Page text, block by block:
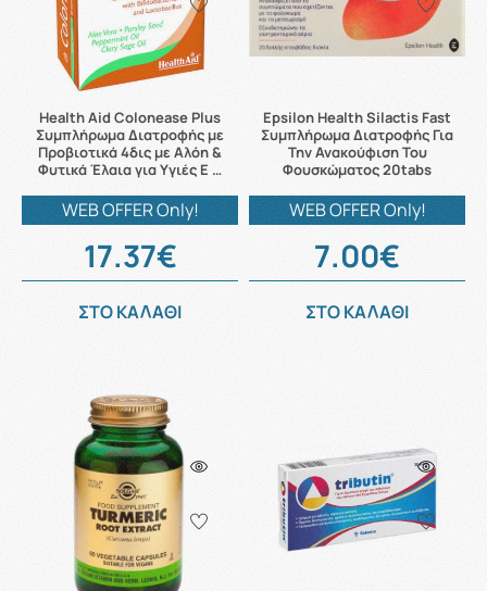
Health Aid Colonease Plus
Συμπλήρωμα Διατροφής με
Προβιοτικά 4δις με Αλόη &
Φυτικά Έλαια για Υγιές Ε …
WEB OFFER Only!
17.37€
ΣΤΟ ΚΑΛΑΘΙ
Epsilon Health Silactis Fast
Συμπλήρωμα Διατροφής Για
Την Ανακούφιση Του
Φουσκώματος 20tabs
WEB OFFER Only!
7.00€
ΣΤΟ ΚΑΛΑΘΙ